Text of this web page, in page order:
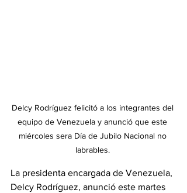
Delcy Rodríguez felicitó a los integrantes del
equipo de Venezuela y anunció que este
miércoles sera Día de Jubilo Nacional no
labrables.
La presidenta encargada de Venezuela,
Delcy Rodríguez, anunció este martes